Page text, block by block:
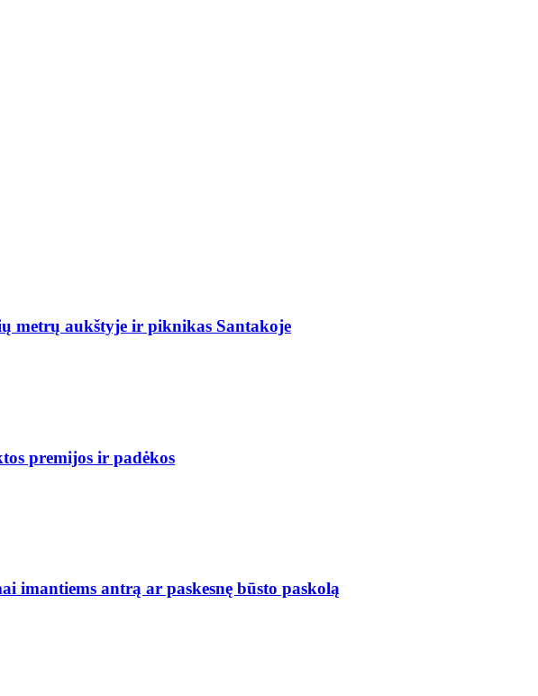
metrų aukštyje ir piknikas Santakoje
premijos ir padėkos
imantiems antrą ar paskesnę būsto paskolą